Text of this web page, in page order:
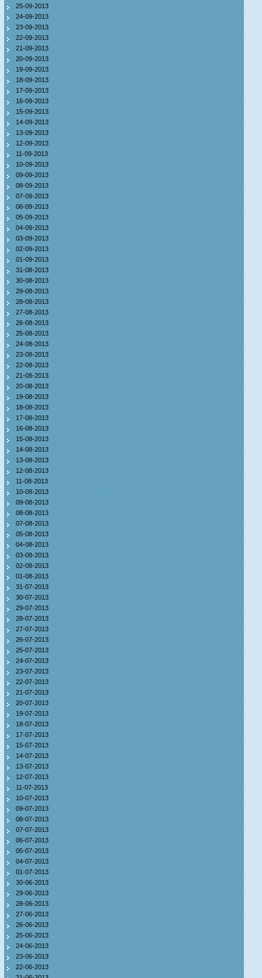
25-09-2013
24-09-2013
23-09-2013
22-09-2013
21-09-2013
20-09-2013
19-09-2013
18-09-2013
17-09-2013
16-09-2013
15-09-2013
14-09-2013
13-09-2013
12-09-2013
11-09-2013
10-09-2013
09-09-2013
08-09-2013
07-09-2013
06-09-2013
05-09-2013
04-09-2013
03-09-2013
02-09-2013
01-09-2013
31-08-2013
30-08-2013
29-08-2013
28-08-2013
27-08-2013
26-08-2013
25-08-2013
24-08-2013
23-08-2013
22-08-2013
21-08-2013
20-08-2013
19-08-2013
18-08-2013
17-08-2013
16-08-2013
15-08-2013
14-08-2013
13-08-2013
12-08-2013
11-08-2013
10-08-2013
09-08-2013
08-08-2013
07-08-2013
05-08-2013
04-08-2013
03-08-2013
02-08-2013
01-08-2013
31-07-2013
30-07-2013
29-07-2013
28-07-2013
27-07-2013
26-07-2013
25-07-2013
24-07-2013
23-07-2013
22-07-2013
21-07-2013
20-07-2013
19-07-2013
18-07-2013
17-07-2013
15-07-2013
14-07-2013
13-07-2013
12-07-2013
11-07-2013
10-07-2013
09-07-2013
08-07-2013
07-07-2013
06-07-2013
05-07-2013
04-07-2013
01-07-2013
30-06-2013
29-06-2013
28-06-2013
27-06-2013
26-06-2013
25-06-2013
24-06-2013
23-06-2013
22-06-2013